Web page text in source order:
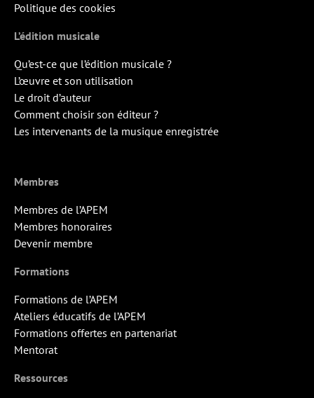
Politique des cookies
L’édition musicale
Qu’est-ce que l’édition musicale ?
L’œuvre et son utilisation
Le droit d’auteur
Comment choisir son éditeur ?
Les intervenants de la musique enregistrée
Membres
Membres de l’APEM
Membres honoraires
Devenir membre
Formations
Formations de l’APEM
Ateliers éducatifs de l’APEM
Formations offertes en partenariat
Mentorat
Ressources